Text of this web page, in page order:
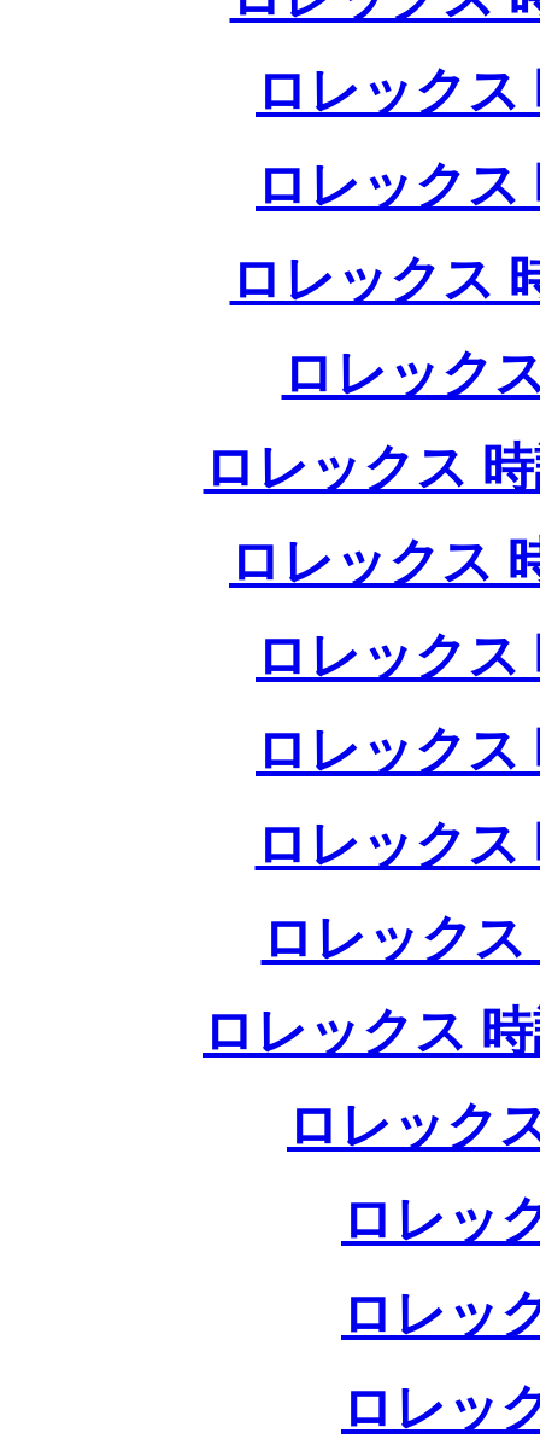
ロレックス
ロレックス
ロレックス
ロレック
ロレックス
ロレックス
ロレックス
ロレックス
ロレックス
ロレック
ロレックス
ロレック
ロレッ
ロレッ
ロレッ